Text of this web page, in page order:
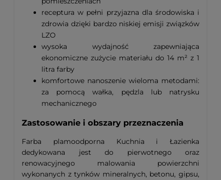
receptura w pełni przyjazna dla środowiska i
zdrowia dzięki bardzo niskiej emisji związków
LZO
wysoka wydajność zapewniająca
ekonomiczne zużycie materiału do 14 m² z 1
litra farby
komfortowe nanoszenie wieloma metodami:
za pomocą wałka, pędzla lub natrysku
mechanicznego
Zastosowanie i obszary przeznaczenia
Farba plamoodporna Kuchnia i Łazienka
dedykowana jest do pierwotnego oraz
renowacyjnego malowania powierzchni
wykonanych z tynków mineralnych, betonu, gipsu,